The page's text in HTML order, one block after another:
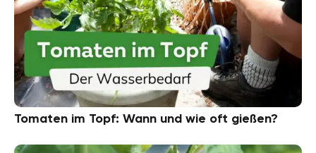
Tomaten im Topf: Wann und wie oft gießen?